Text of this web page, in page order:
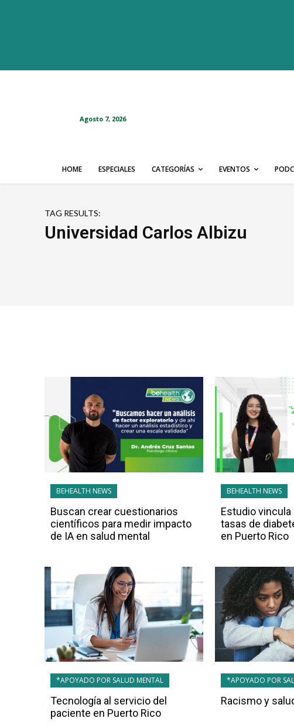
Agosto 7, 2026
HOME ESPECIALES CATEGORÍAS EVENTOS
TAG RESULTS:
Universidad Carlos Albizu
BEHEALTH NEWS
Buscan crear cuestionarios
científicos para medir impacto
de IA en salud mental
BEHEALTH NEWS
Estudio
tasas de
en Puerto Rico
*APOYADO POR SALUD MENTAL
Tecnología al servicio del
paciente en Puerto Rico
*APOYADO POR
Racismo y